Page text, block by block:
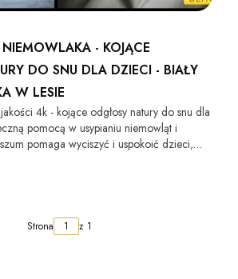
- KOJĄCE
DO SNU DLA DZIECI - BIAŁY
W LESIE
4k - kojące odgłosy natury do snu dla
pomocą w usypianiu niemowląt i
pomaga wyciszyć i uspokoić dzieci,
zasypianiem.
Strona z 1